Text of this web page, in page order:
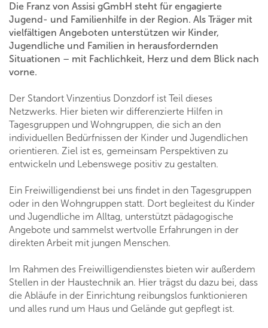
Die Franz von Assisi gGmbH steht für engagierte
Jugend- und Familienhilfe in der Region. Als Träger mit
vielfältigen Angeboten unterstützen wir Kinder,
Jugendliche und Familien in herausfordernden
Situationen – mit Fachlichkeit, Herz und dem Blick nach
vorne.
Der Standort Vinzentius Donzdorf ist Teil dieses
Netzwerks. Hier bieten wir differenzierte Hilfen in
Tagesgruppen und Wohngruppen, die sich an den
individuellen Bedürfnissen der Kinder und Jugendlichen
orientieren. Ziel ist es, gemeinsam Perspektiven zu
entwickeln und Lebenswege positiv zu gestalten.
Ein Freiwilligendienst bei uns findet in den Tagesgruppen
oder in den Wohngruppen statt. Dort begleitest du Kinder
und Jugendliche im Alltag, unterstützt pädagogische
Angebote und sammelst wertvolle Erfahrungen in der
direkten Arbeit mit jungen Menschen.
Im Rahmen des Freiwilligendienstes bieten wir außerdem
Stellen in der Haustechnik an. Hier trägst du dazu bei, dass
die Abläufe in der Einrichtung reibungslos funktionieren
und alles rund um Haus und Gelände gut gepflegt ist.